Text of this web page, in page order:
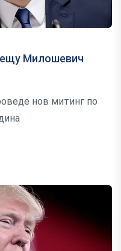
Милошевич
нов митинг по